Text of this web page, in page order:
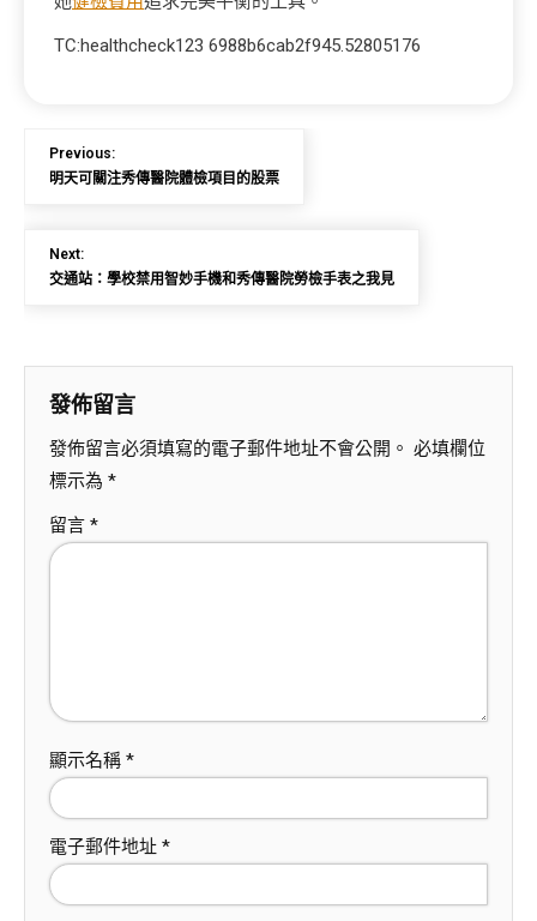
TC:healthcheck123 6988b6cab2f945.52805176
Previous:
明天可關注秀傳醫院體檢項目的股票
Next:
交通站：學校禁用智妙手機和秀傳醫院勞檢手表之我見
發佈留言
發佈留言必須填寫的電子郵件地址不會公開。 必填欄位
標示為 *
留言 *
顯示名稱 *
電子郵件地址 *